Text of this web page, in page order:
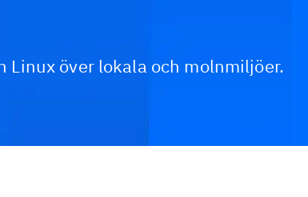
Linux över lokala och molnmiljöer.